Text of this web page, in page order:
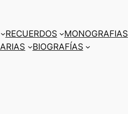
RECUERDOS
MONOGRAFIAS
BIOGRAFÍAS